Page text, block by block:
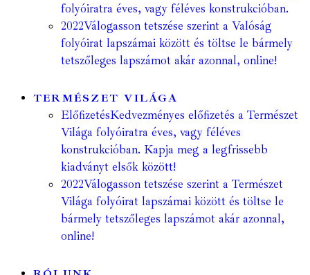
folyóiratra éves, vagy féléves konstrukcióban.
2022Válogasson tetszése szerint a Valóság
folyóirat lapszámai között és töltse le bármely
tetszőleges lapszámot akár azonnal, online!
TERMÉSZET VILÁGA
ElőfizetésKedvezményes előfizetés a Természet
Világa folyóiratra éves, vagy féléves
konstrukcióban. Kapja meg a legfrissebb
kiadványt elsők között!
2022Válogasson tetszése szerint a Természet
Világa folyóirat lapszámai között és töltse le
bármely tetszőleges lapszámot akár azonnal,
online!